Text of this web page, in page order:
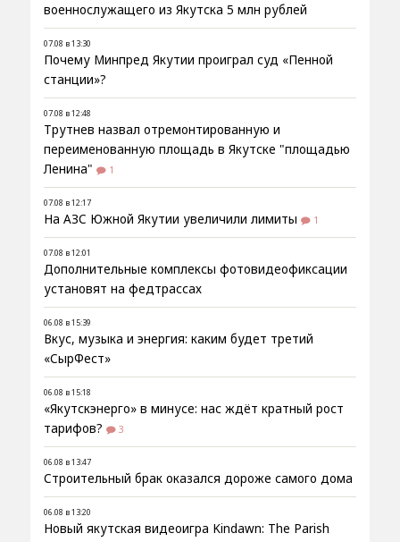
военнослужащего из Якутска 5 млн рублей
07.08 в 13:30
Почему Минпред Якутии проиграл суд «Пенной
станции»?
07.08 в 12:48
Трутнев назвал отремонтированную и
переименованную площадь в Якутске "площадью
Ленина"
1
07.08 в 12:17
На АЗС Южной Якутии увеличили лимиты 1
07.08 в 12:01
Дополнительные комплексы фотовидеофиксации
установят на федтрассах
06.08 в 15:39
Вкус, музыка и энергия: каким будет третий
«СырФест»
06.08 в 15:18
«Якутскэнерго» в минусе: нас ждёт кратный рост
тарифов?
3
06.08 в 13:47
Строительный брак оказался дороже самого дома
06.08 в 13:20
Новый якутская видеоигра Kindawn: The Parish